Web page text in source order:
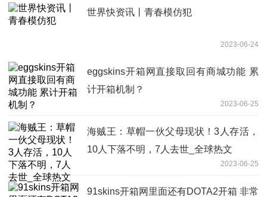
世界快资讯丨青春模仿犯
2023-06-24
eggskins开箱网直接取回有商城功能 累
计开箱机制？
2023-06-25
海贼王：草帽一伙父母现状！3人存活，
10人下落不明，7人去世_全球热文
2023-06-25
91skins开箱网里面还有DOTA2开箱 非常